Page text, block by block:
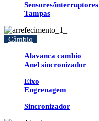
Sensores/interruptores
Tampas
Câmbio
Alavanca cambio
Anel sincronizador
Eixo
Engrenagem
Sincronizador